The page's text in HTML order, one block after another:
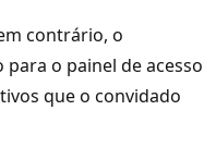
contrário, o
o painel de acesso
que o convidado